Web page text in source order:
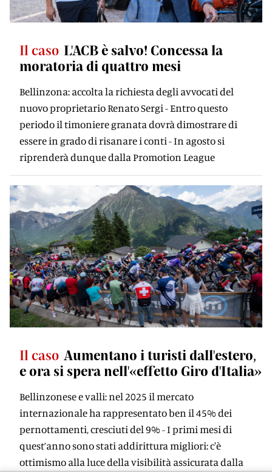
Il caso L'ACB è salvo! Concessa la
moratoria di quattro mesi
Bellinzona: accolta la richiesta degli avvocati del
nuovo proprietario Renato Sergi - Entro questo
periodo il timoniere granata dovrà dimostrare di
essere in grado di risanare i conti - In agosto si
riprenderà dunque dalla Promotion League
Il caso Aumentano i turisti dall'estero,
e ora si spera nell'«effetto Giro d'Italia»
Bellinzonese e valli: nel 2025 il mercato
internazionale ha rappresentato ben il 45% dei
pernottamenti, cresciuti del 9% - I primi mesi di
quest’anno sono stati addirittura migliori: c'è
ottimismo alla luce della visibilità assicurata dalla